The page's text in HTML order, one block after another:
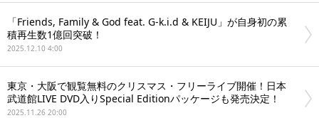
「Friends, Family & God feat. G-k.i.d & KEIJU」が自身初の累
積再生数1億回突破！
2025.12.10 4:00
東京・大阪で観覧無料のクリスマス・フリーライブ開催！日本
武道館LIVE DVD入りSpecial Editionパッケージも発売決定！
2025.11.26 20:00